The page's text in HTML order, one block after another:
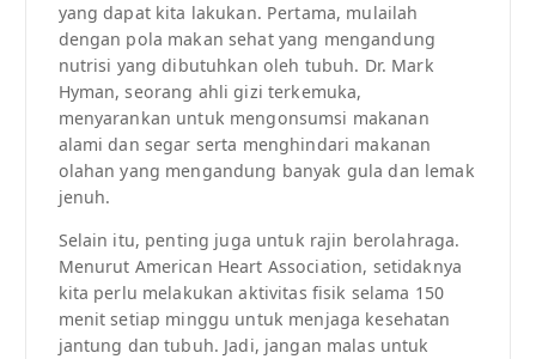
yang dapat kita lakukan. Pertama, mulailah
dengan pola makan sehat yang mengandung
nutrisi yang dibutuhkan oleh tubuh. Dr. Mark
Hyman, seorang ahli gizi terkemuka,
menyarankan untuk mengonsumsi makanan
alami dan segar serta menghindari makanan
olahan yang mengandung banyak gula dan lemak
jenuh.
Selain itu, penting juga untuk rajin berolahraga.
Menurut American Heart Association, setidaknya
kita perlu melakukan aktivitas fisik selama 150
menit setiap minggu untuk menjaga kesehatan
jantung dan tubuh. Jadi, jangan malas untuk